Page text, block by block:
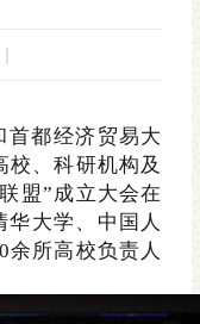
|
首都经济贸易大
校、科研机构及
盟”成立大会在
大学、中国人
余所高校负责人